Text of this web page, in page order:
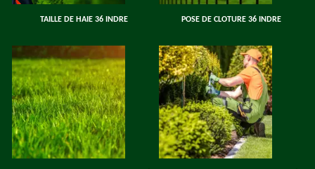
TAILLE DE HAIE 36 INDRE POSE DE CLOTURE 36 INDRE